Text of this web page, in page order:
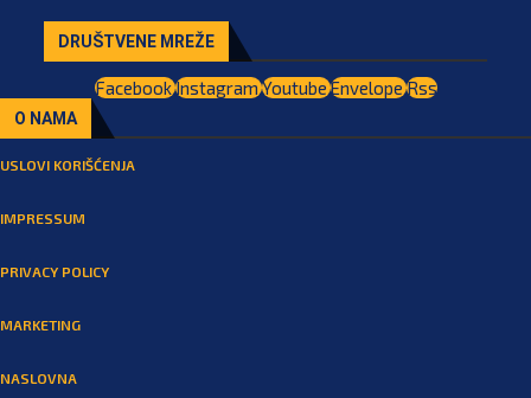
DRUŠTVENE MREŽE
FacebookInstagramYoutubeEnvelopeRss
O NAMA
USLOVI KORIŠĆENJA
IMPRESSUM
PRIVACY POLICY
MARKETING
NASLOVNA